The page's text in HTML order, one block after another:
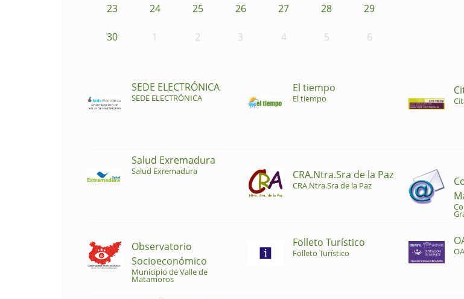
23 24 25 26 27 28 29
30 1 2 3 4 5 6
SEDE ELECTRÓNICA
SEDE ELECTRÓNICA
El tiempo
El tiempo
Salud Exremadura
Salud Exremadura CRA.Ntra.Sra de la Paz
CRA.Ntra.Sra de la Paz
Observatorio
Socioeconómico
Municipio de Valle de
Matamoros
Folleto Turístico
Folleto Turístico